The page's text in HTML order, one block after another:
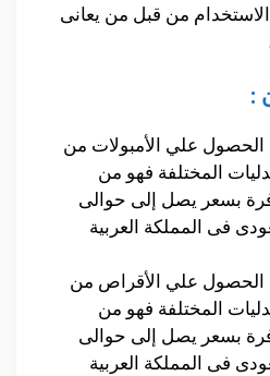
الاستخدام من قبل من يعانى
:
علي الأمبولات من
المختلفة فهو من
بسعر يصل إلى حوالى
سعودى فى المملكة العربية
الحصول علي الأقراص من
المختلفة فهو من
بسعر يصل إلى حوالى
سعودى فى المملكة العربية